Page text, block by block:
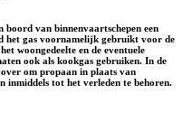
van binnenvaartschepen een
het gas voornamelijk gebruikt voor de
woongedeelte en de eventuele
ook als kookgas gebruiken. In de
over om propaan in plaats van
inmiddels tot het verleden te behoren.